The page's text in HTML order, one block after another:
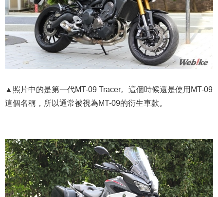
▲照片中的是第一代MT-09 Tracer。這個時候還是使用MT-09
這個名稱，所以通常被視為MT-09的衍生車款。